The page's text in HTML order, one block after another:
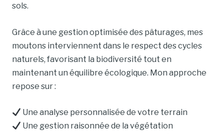
sols.
Grâce à une gestion optimisée des pâturages, mes
moutons interviennent dans le respect des cycles
naturels, favorisant la biodiversité tout en
maintenant un équilibre écologique. Mon approche
repose sur :
Une analyse personnalisée de votre terrain
Une gestion raisonnée de la végétation